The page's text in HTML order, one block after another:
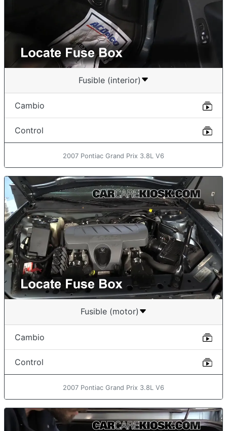
Fusible (interior)
Cambio
Control
2007 Pontiac Grand Prix 3.8L V6
Fusible (motor)
Cambio
Control
2007 Pontiac Grand Prix 3.8L V6